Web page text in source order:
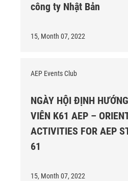
công ty Nhật Bản
15, Month 07, 2022
AEP Events Club
NGÀY HỘI ĐỊNH
VIÊN K61 AEP –
ACTIVITIES FOR AEP
61
15, Month 07, 2022